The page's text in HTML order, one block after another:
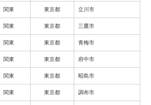
関東 東京都 立川市
関東 東京都 三鷹市
関東 東京都 青梅市
関東 東京都 府中市
関東 東京都 昭島市
関東 東京都 調布市